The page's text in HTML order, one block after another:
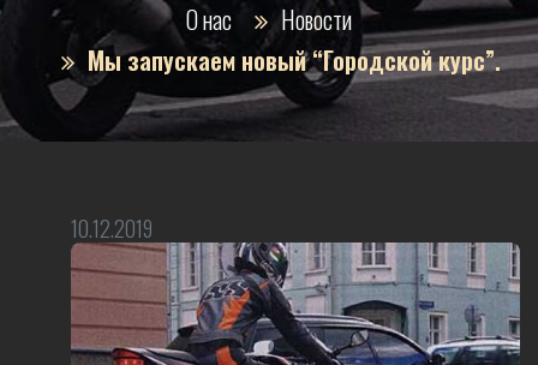
О нас
Новости
Мы запускаем новый “Городской курс”.
10.12.2019